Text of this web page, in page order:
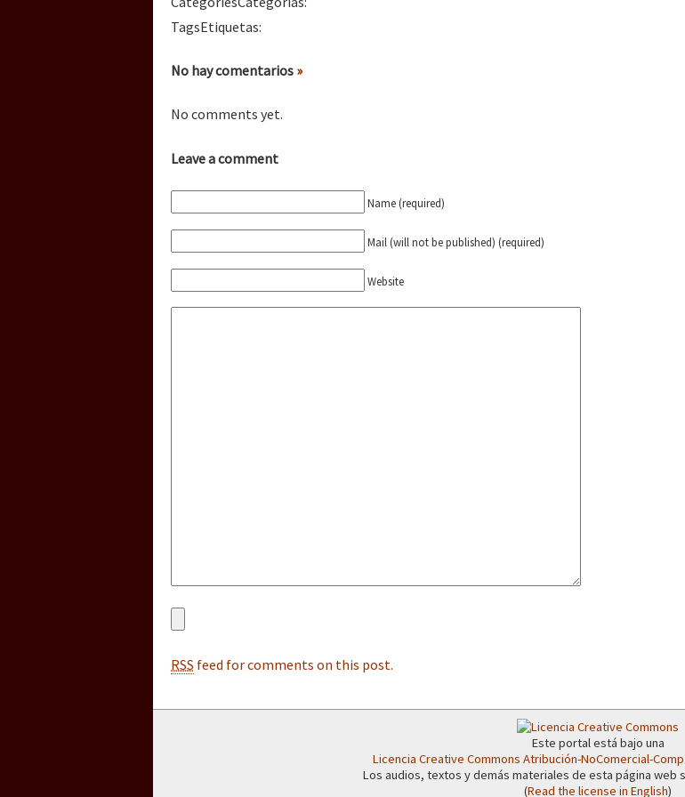
Dia 2 do Encontro “Guerra contra a Humanidad”
Dia 1: Encontro “Guerra contra a Humanidade”
[CDMX – 20 julio] Jornadas globales por la libertad de Jesús Plácido
“Sonhando a Terra do Bem Virá” se publica no Estado Espanhol
TagsEtiquetas:
No hay comentarios »
No comments yet.
Leave a comment
Name (required)
Mail (will not be published) (required)
Website
RSS feed for comments on this post.
Este portal está bajo una
Licencia Creative Commons Atribución-NoComercial-
Los audios, textos y demás materiales de esta página web
(Read the license in English)